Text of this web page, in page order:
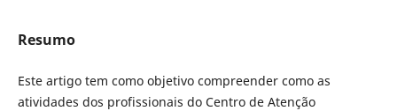
Resumo
Este artigo tem como objetivo compreender como as
atividades dos profissionais do Centro de Atenção